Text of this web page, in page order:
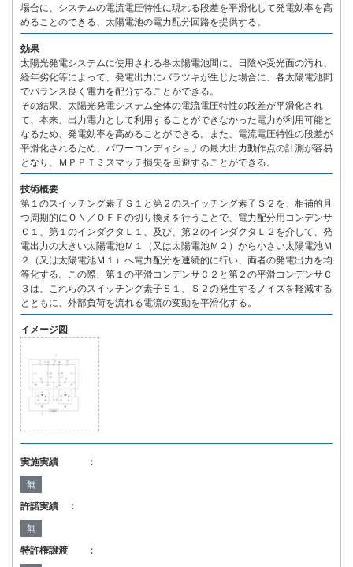
場合に、システムの電流電圧特性に現れる段差を平滑化して発電効率を高
めることのできる、太陽電池の電力配分回路を提供する。
効果
太陽光発電システムに使用される各太陽電池間に、日陰や受光面の汚れ、
経年劣化等によって、発電出力にバラツキが生じた場合に、各太陽電池間
でバランス良く電力を配分することができる。
その結果、太陽光発電システム全体の電流電圧特性の段差が平滑化され
て、本来、出力電力として利用することができなかった電力が利用可能と
なるため、発電効率を高めることができる。また、電流電圧特性の段差が
平滑化されるため、パワーコンディショナの最大出力動作点の計測が容易
となり、ＭＰＰＴミスマッチ損失を回避することができる。
技術概要
第１のスイッチング素子Ｓ１と第２のスイッチング素子Ｓ２を、相補的且
つ周期的にＯＮ／ＯＦＦの切り換えを行うことで、電力配分用コンデンサ
Ｃ１、第１のインダクタＬ１、及び、第２のインダクタＬ２を介して、発
電出力の大きい太陽電池Ｍ１（又は太陽電池Ｍ２）から小さい太陽電池Ｍ
２（又は太陽電池Ｍ１）へ電力配分を連続的に行い、両者の発電出力を均
等化する。この際、第１の平滑コンデンサＣ２と第２の平滑コンデンサＣ
３は、これらのスイッチング素子Ｓ１、Ｓ２の発生するノイズを軽減する
とともに、外部負荷を流れる電流の変動を平滑化する。
イメージ図
実施実績 ：
無
許諾実績 ：
無
特許権譲渡 ：